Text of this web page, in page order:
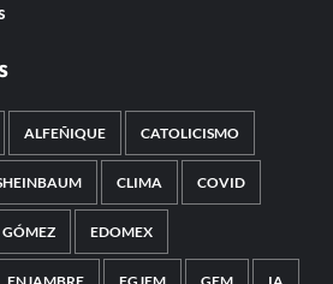
ALFEÑIQUE CATOLICISMO
CLIMA COVID
EDOMEX